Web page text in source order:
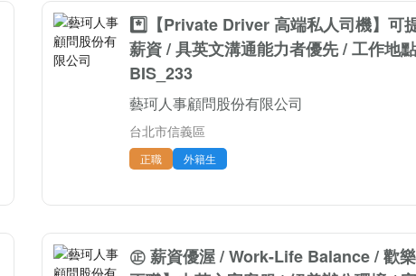
*️⃣【Private Driver 高端私人司機】可
薪資 / 具英文溝通能力者優先 / 工作地
BIS_233
藝珂人事顧問股份有限公司
台北市信義區
正職 外籍生
㊣ 薪資優渥 / Work-Life Balance / 歡